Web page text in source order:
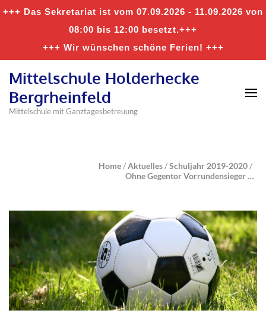
+++ Das Sekretariat ist vom 07.09.2026 - 11.09.2026 von
08:00 bis 12:00 besetzt.+++
+++ Wir wünschen schöne Ferien! +++
Mittelschule Holderhecke
Bergrheinfeld
Mittelschule mit Ganztagesbetreuung
Home/Aktuelles/Schuljahr 2019-2020/
Ohne Gegentor Vorrundensieger …